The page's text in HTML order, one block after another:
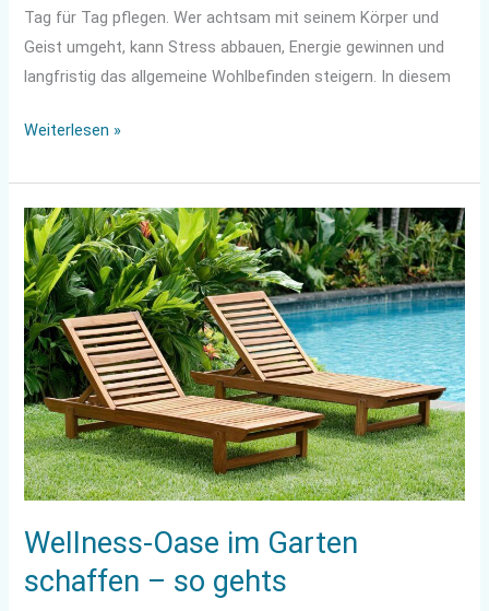
Tag für Tag pflegen. Wer achtsam mit seinem Körper und
Geist umgeht, kann Stress abbauen, Energie gewinnen und
langfristig das allgemeine Wohlbefinden steigern. In diesem
Weiterlesen »
Wellness-Oase im Garten
schaffen – so gehts
Wellness-
Oase
im
Garten
schaffen
–
so
gehts